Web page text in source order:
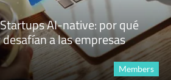
Startups AI-native: por qué
a las empresas
Members